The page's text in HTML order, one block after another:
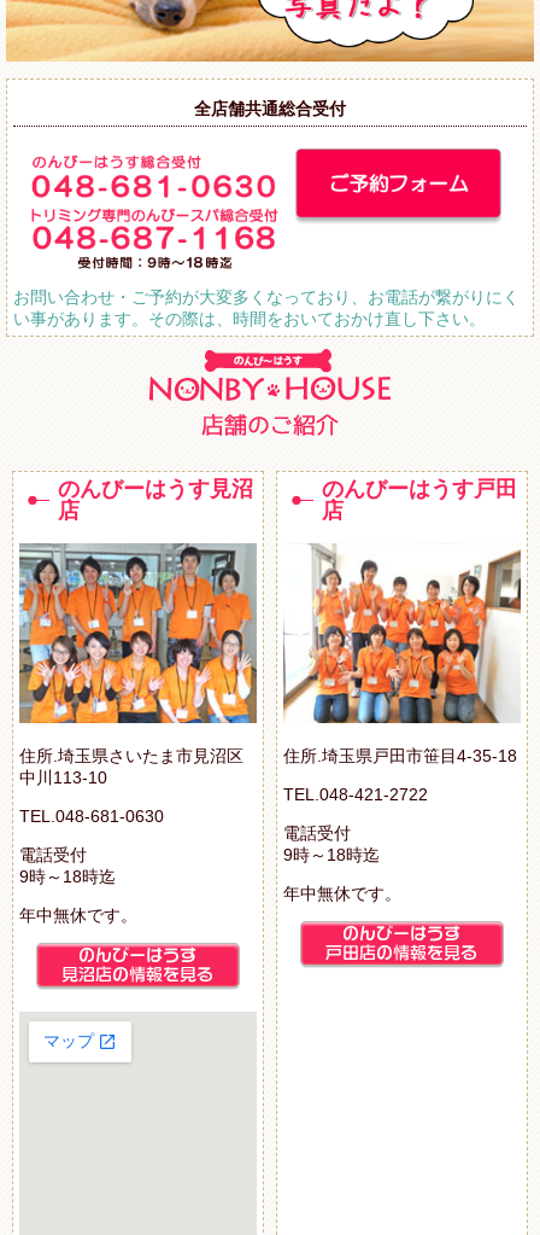
全店舗共通総合受付
お問い合わせ・ご予約が大変多くなっており、お電話が繋がりにく
い事があります。その際は、時間をおいておかけ直し下さい。
のんびーはうす見沼
店
住所.埼玉県さいたま市見沼区
中川113-10
TEL.048-681-0630
電話受付
9時～18時迄
年中無休です。
のんびーはうす戸田
店
住所.埼玉県戸田市笹目4-35-18
TEL.048-421-2722
電話受付
9時～18時迄
年中無休です。